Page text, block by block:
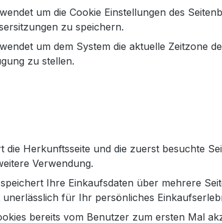
V-Ausschnitt und 3/4
grafischen Ornament-Print. Durch die
einem wunderschönen V-Ausschnitt
36, Größe XL entspricht der
Knies.
um die Cookie Einstellungen des
zu speichern.
um dem System die aktuelle Zeitzone
zu stellen.
die Herkunftsseite und die zuerst besuchte
Verwendung.
Ihre Einkaufsdaten über mehrere
unerlässlich für Ihr persönliches
bereits vom Benutzer zum ersten Mal